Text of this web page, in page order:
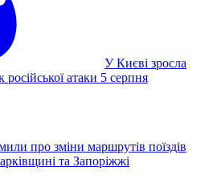
У Києві зросла
російської атаки 5 серпня
про зміни маршрутів поїздів
та Запоріжжі